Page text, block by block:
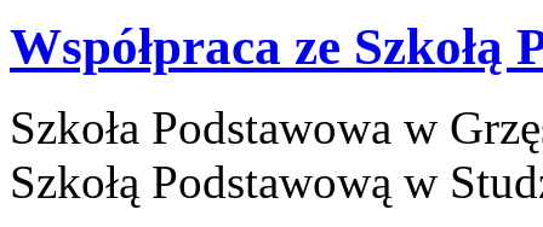
Współpraca ze
Szkoła Podstawowa w
Szkołą Podstawową w